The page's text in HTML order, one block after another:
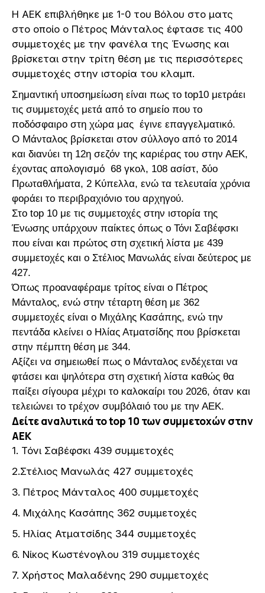
Η ΑΕΚ επιβλήθηκε με 1-0 του Βόλου στο ματς
στο οποίο ο Πέτρος Μάνταλος έφτασε τις 400
συμμετοχές με την φανέλα της Ένωσης και
βρίσκεται στην τρίτη θέση με τις περισσότερες
συμμετοχές στην ιστορία του κλαμπ.
Σημαντική υποσημείωση είναι πως το top10 μετράει
τις συμμετοχές μετά από το σημείο που το
ποδόσφαιρο στη χώρα μας έγινε επαγγελματικό.
Ο Μάνταλος βρίσκεται στον σύλλογο από το 2014
και διανύει τη 12η σεζόν της καριέρας του στην ΑΕΚ,
έχοντας απολογισμό 68 γκολ, 108 ασίστ, δύο
Πρωταθλήματα, 2 Κύπελλα, ενώ τα τελευταία χρόνια
φοράει το περιβραχιόνιο του αρχηγού.
Στο top 10 με τις συμμετοχές στην ιστορία της
Ένωσης υπάρχουν παίκτες όπως ο Τόνι Σαβέφσκι
που είναι και πρώτος στη σχετική λίστα με 439
συμμετοχές και ο Στέλιος Μανωλάς είναι δεύτερος με
427.
Όπως προαναφέραμε τρίτος είναι ο Πέτρος
Μάνταλος, ενώ στην τέταρτη θέση με 362
συμμετοχές είναι ο Μιχάλης Κασάπης, ενώ την
πεντάδα κλείνει ο Ηλίας Ατματσίδης που βρίσκεται
στην πέμπτη θέση με 344.
Αξίζει να σημειωθεί πως ο Μάνταλος ενδέχεται να
φτάσει και ψηλότερα στη σχετική λίστα καθώς θα
παίξει σίγουρα μέχρι το καλοκαίρι του 2026, όταν και
τελειώνει το τρέχον συμβόλαιό του με την ΑΕΚ.
Δείτε αναλυτικά το top 10 των συμμετοχών στην
ΑΕΚ
1. Τόνι Σαβέφσκι 439 συμμετοχές
2.Στέλιος Μανωλάς 427 συμμετοχές
3. Πέτρος Μάνταλος 400 συμμετοχές
4. Μιχάλης Κασάπης 362 συμμετοχές
5. Ηλίας Ατματσίδης 344 συμμετοχές
6. Νίκος Κωστένογλου 319 συμμετοχές
7. Χρήστος Μαλαδένης 290 συμμετοχές